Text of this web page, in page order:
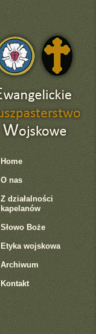
Home
O nas
Z działalności
kapelanów
Słowo Boże
Etyka wojskowa
Archiwum
Kontakt